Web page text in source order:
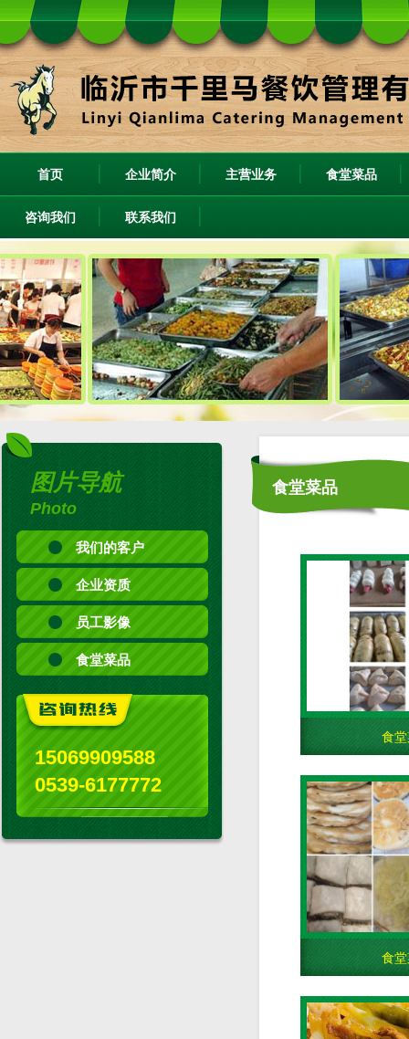
首页 企业简介 主营业务 食堂菜品
咨询我们 联系我们
图片导航
Photo
我们的客户
企业资质
员工影像
食堂菜品
15069909588
0539-6177772
食堂菜品
食
食